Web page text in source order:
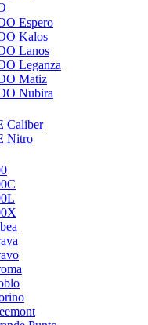
Espero
Kalos
Lanos
Leganza
Matiz
Nubira
Caliber
Nitro